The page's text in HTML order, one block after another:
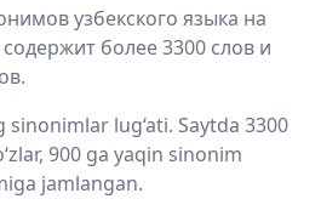
узбекского языка на
более 3300 слов и
sinonimlar lug‘ati. Saytda 3300
900 ga yaqin sinonim
jamlangan.